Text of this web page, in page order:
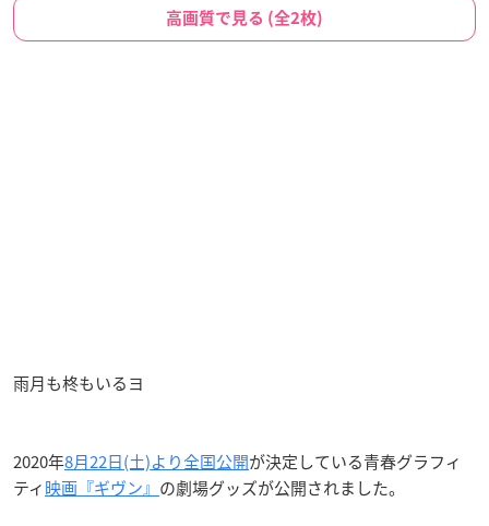
高画質で見る (全2枚)
雨月も柊もいるヨ
2020年8月22日(土)より全国公開が決定している青春グラフィ
ティ映画『ギヴン』 の劇場グッズが公開されました。